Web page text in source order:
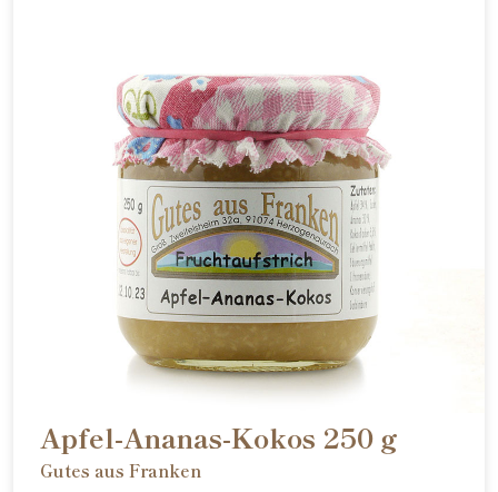
Apfel-Ananas-Kokos 250 g
Gutes aus Franken